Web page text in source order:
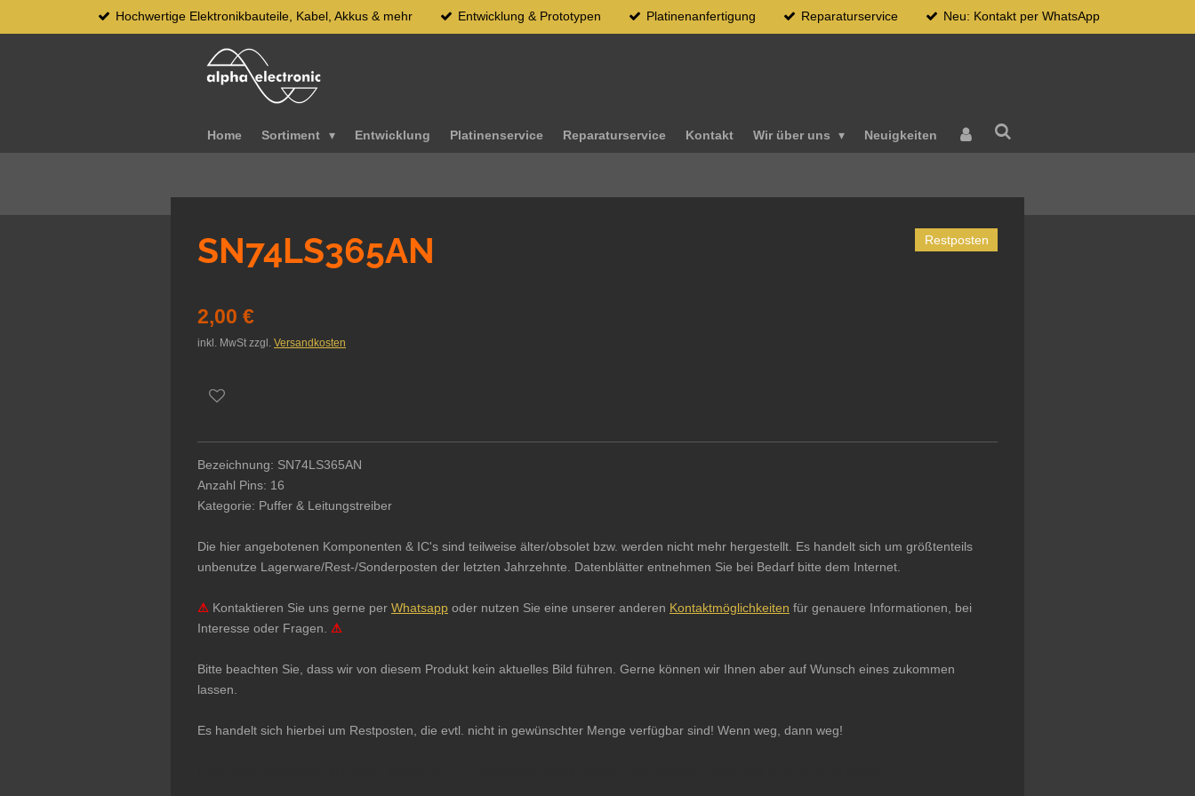
Hauptinhalt
Hochwertige Elektronikbauteile, Kabel, Akkus & mehr Entwicklung & Prototypen Platinenanfertigung Reparaturservice Neu: Kontakt per WhatsApp
Home Sortiment Entwicklung Platinenservice Reparaturservice Kontakt Wir über uns Neuigkeiten
SN74LS365AN Restposten
2,00 €
inkl. MwSt zzgl. Versandkosten
Bezeichnung: SN74LS365AN
Anzahl Pins: 16
Kategorie: Puffer & Leitungstreiber
Die hier angebotenen Komponenten & IC's sind teilweise älter/obsolet bzw. werden nicht mehr hergestellt. Es handelt sich um größtenteils
unbenutze Lagerware/Rest-/Sonderposten der letzten Jahrzehnte. Datenblätter entnehmen Sie bei Bedarf bitte dem Internet.
⚠ Kontaktieren Sie uns gerne per Whatsapp oder nutzen Sie eine unserer anderen Kontaktmöglichkeiten für genauere Informationen, bei
Interesse oder Fragen. ⚠
Bitte beachten Sie, dass wir von diesem Produkt kein aktuelles Bild führen. Gerne können wir Ihnen aber auf Wunsch eines zukommen
lassen.
Es handelt sich hierbei um Restposten, die evtl. nicht in gewünschter Menge verfügbar sind! Wenn weg, dann weg!